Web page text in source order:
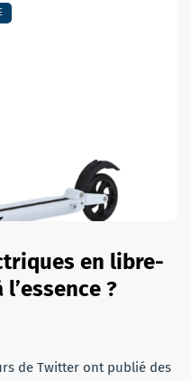
en libre-
?
de Twitter ont publié des